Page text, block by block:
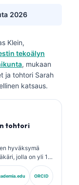
2026
Klein,
tekoälyn
, mukaan
ja tohtori Sarah
katsaus.
tohtori
hyväksymä
jolla on yli 15
ja
Medical Officer)
ORCID